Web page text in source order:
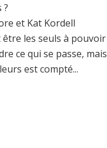
?
et Kat Kordell
les seuls à pouvoir
ce qui se passe, mais
est compté...